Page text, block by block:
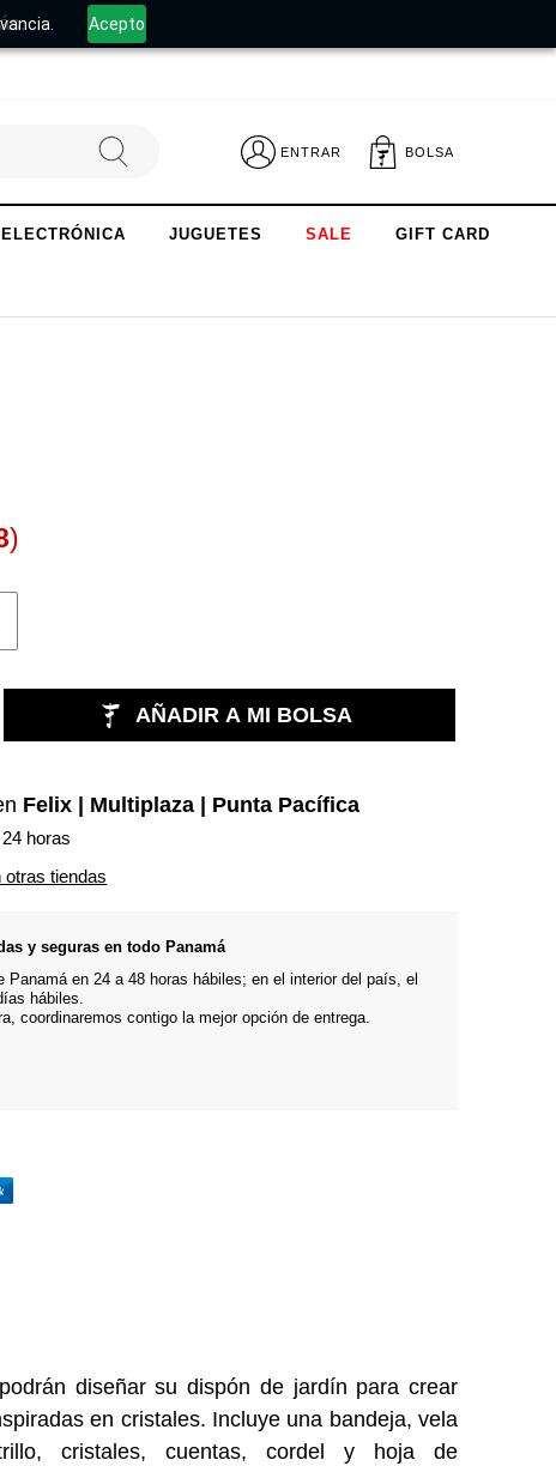
Acepto
ENTRAR BOLSA
ELECTRÓNICA JUGUETES SALE GIFT CARD
)
AÑADIR A MI BOLSA
Felix | Multiplaza | Punta Pacífica
horas
otras tiendas
y seguras en todo Panamá
Panamá en 24 a 48 horas hábiles; en el interior del país, el
hábiles.
coordinaremos contigo la mejor opción de entrega.
diseñar su dispón de jardín para crear
en cristales. Incluye una bandeja, vela
cristales, cuentas, cordel y hoja de